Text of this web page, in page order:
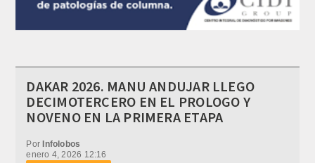
DAKAR 2026. MANU ANDUJAR LLEGO
DECIMOTERCERO EN EL PROLOGO Y
NOVENO EN LA PRIMERA ETAPA
PorInfolobos
enero 4, 2026 12:16